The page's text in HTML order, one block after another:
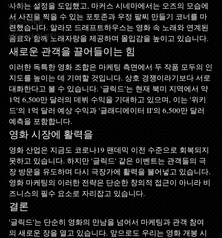
Web3
코인 마케팅
AIEO AI 마케팅
사하는 설정을 도입했고, 마커스 시네마에서는 오즈의 모습에
서 사진을 찍을 수 있는 포토존과 우정 팔찌 만들기 코너를 마
련했습니다. 알라모 드래프트하우스는 영화 속 노래와 연계된
음료와 함께 노래자랑을 제공하며 몰입감을 높이고 있습니다.
새로운 관객을 끌어들이는 힘
이러한 독특한 영화 조합은 마케팅 측면에서 두 작품 모두의 인
지도를 높이는 데 기여할 것입니다. 상호 경쟁이라기보다 서로
대화한다고 볼 수 있습니다. '글릭드'는 현재 북미 지역에서 약
1억 6,500만 달러의 데뷔 수익을 기대하고 있으며, 이는 '위키
드'의 1억 달러 예상 수익과 '글래디에이터 II'의 6,500만 달러
예측을 포함합니다.
영화 시장에 활력을
영화 산업은 지금도 코로나19 팬데믹 이전 수준으로 회복되지
못하고 있습니다. 하지만 '글릭드' 같은 이벤트는 관객들의 극
장 방문을 유도하며 다시 극장가에 활력을 불어넣고 있습니다.
영화 마케팅의 이러한 전략은 단순한 창의적 접근이 아니라 비
즈니스의 필수 요소로 자리잡고 있습니다.
결론
'글릭드'는 단순히 영화의 만남을 넘어서 마케팅과 관객 참여
의 새로운 장을 열고 있습니다. 앞으로도 우리는 영화 개봉 시